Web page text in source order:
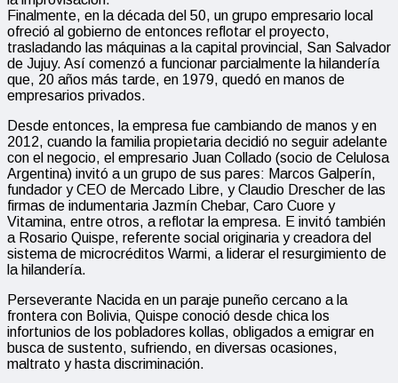
Finalmente, en la década del 50, un grupo empresario local
ofreció al gobierno de entonces reflotar el proyecto,
trasladando las máquinas a la capital provincial, San Salvador
de Jujuy. Así comenzó a funcionar parcialmente la hilandería
que, 20 años más tarde, en 1979, quedó en manos de
empresarios privados.
Desde entonces, la empresa fue cambiando de manos y en
2012, cuando la familia propietaria decidió no seguir adelante
con el negocio, el empresario Juan Collado (socio de Celulosa
Argentina) invitó a un grupo de sus pares: Marcos Galperín,
fundador y CEO de Mercado Libre, y Claudio Drescher de las
firmas de indumentaria Jazmín Chebar, Caro Cuore y
Vitamina, entre otros, a reflotar la empresa. E invitó también
a Rosario Quispe, referente social originaria y creadora del
sistema de microcréditos Warmi, a liderar el resurgimiento de
la hilandería.
Perseverante Nacida en un paraje puneño cercano a la
frontera con Bolivia, Quispe conoció desde chica los
infortunios de los pobladores kollas, obligados a emigrar en
busca de sustento, sufriendo, en diversas ocasiones,
maltrato y hasta discriminación.